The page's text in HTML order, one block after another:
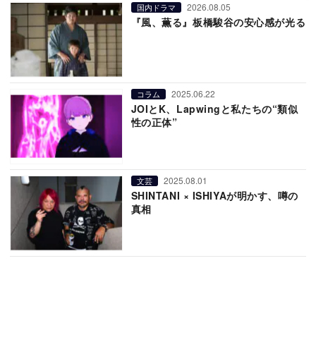
国内ドラマ 2026.08.05
『風、薫る』板橋駿谷の安心感が光る
コラム 2025.06.22
JOIとK、Lapwingと私たちの“類似
性の正体”
文芸 2025.08.01
SHINTANI × ISHIYAが明かす、噂の
真相